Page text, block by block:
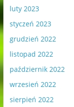
luty 2023
styczeń 2023
grudzień 2022
listopad 2022
październik 2022
wrzesień 2022
sierpień 2022